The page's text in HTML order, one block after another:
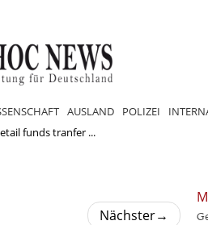
AUSLAND POLIZEI
funds tranfer ...
Nächster→